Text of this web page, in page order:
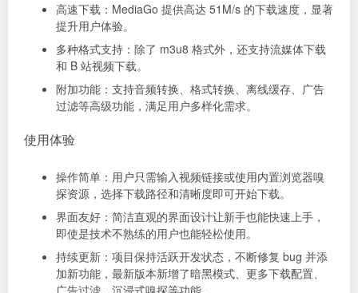
高速下载：MediaGo 提供高达 51M/s 的下载速度，显著
提升用户体验。
多种格式支持：除了 m3u8 格式外，还支持流媒体下载
和 B 站视频下载。
附加功能：支持音频转换、格式转换、离线缓存、广告
过滤等高级功能，满足用户多样化需求。
使用体验
操作简单：用户只需输入视频链接或使用内置浏览器嗅
探资源，选择下载路径和清晰度即可开始下载。
界面友好：简洁直观的界面设计让新手也能快速上手，
即使是技术不熟练的用户也能轻松使用。
持续更新：项目保持活跃开发状态，不断修复 bug 并添
加新功能，最新版本新增了暗黑模式、更多下载配置、
广告过滤、沉浸式嗅探等功能。